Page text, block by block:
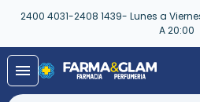
2400 4031-2408 1439- Lunes a
A 20:00
menu